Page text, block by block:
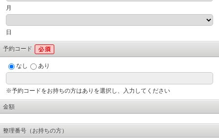
月
日
予約コード
なし あり
※予約コードをお持ちの方はありを選択し、入力してください
金額
整理番号（お持ちの方）